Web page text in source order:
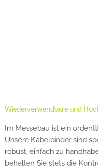
Wiederverwendbare und
Im Messebau ist ein
Unsere Kabelbinder sind
robust, einfach zu
behalten Sie stets die